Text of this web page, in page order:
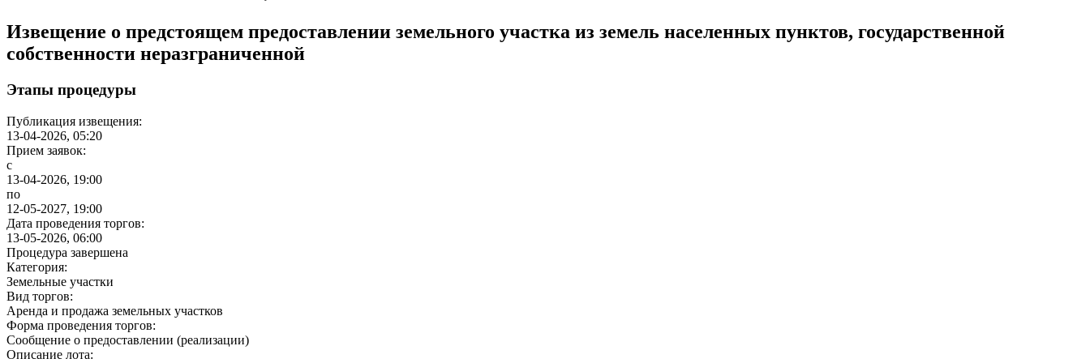
Извещение о предстоящем предоставлении земельного участка из земель населенных пунктов, государственной
собственности неразграниченной
Этапы процедуры
Публикация извещения:
13-04-2026, 05:20
Прием заявок:
с
13-04-2026, 19:00
по
12-05-2027, 19:00
Дата проведения торгов:
13-05-2026, 06:00
Процедура завершена
Категория:
Земельные участки
Вид торгов:
Аренда и продажа земельных участков
Форма проведения торгов:
Сообщение о предоставлении (реализации)
Описание лота: